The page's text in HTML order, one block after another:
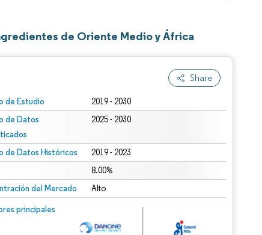
de Oriente Medio y África
Share
de Estudio 2019 - 2030
de Datos
2025 - 2030
de Datos Históricos 2019 - 2023
8.00%
del Mercado Alto
principales